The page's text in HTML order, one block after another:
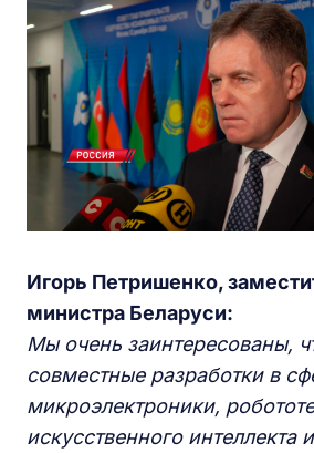
Игорь Петришенко,
министра Беларуси:
Мы очень заинтересованы,
совместные разработки в
микроэлектроники,
искусственного интеллекта